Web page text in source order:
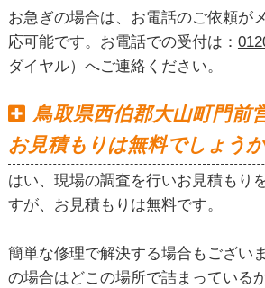
お急ぎの場合は、お電話のご依頼が
応可能です。お電話での受付は：
ダイヤル）へご連絡ください。
鳥取県西伯郡大山町門前
お見積もりは無料でしょう
はい、現場の調査を行いお見積もり
すが、お見積もりは無料です。
簡単な修理で解決する場合もござい
の場合はどこの場所で詰まっている